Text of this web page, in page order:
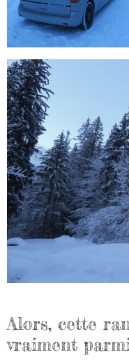
Alors, cette
vraiment